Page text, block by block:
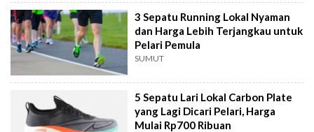
3 Sepatu Running Lokal Nyaman
dan Harga Lebih Terjangkau untuk
Pelari Pemula
SUMUT
5 Sepatu Lari Lokal Carbon Plate
yang Lagi Dicari Pelari, Harga
Mulai Rp700 Ribuan